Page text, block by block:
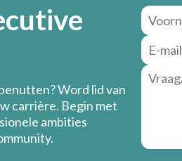
Word lid van
carrière. Begin met
ambities